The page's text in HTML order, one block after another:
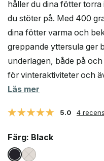
håller du dina fötter
du stöter på. Med 400
dina fötter varma och
greppande yttersula ger
underlagen, både på
för vinteraktiviteter och
Läs mer
5.0 4
Färg: Black